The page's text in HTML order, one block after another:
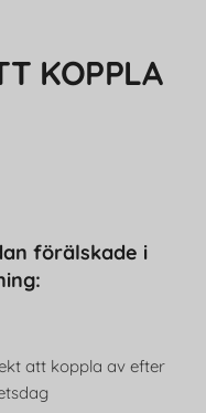
KOPPLA
förälskade i
att koppla av efter